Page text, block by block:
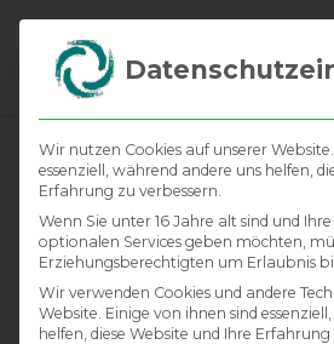
Wir nutzen Cookies auf unserer
essenziell, während andere uns helfen,
Erfahrung zu verbessern.
Wenn Sie unter 16 Jahre alt sind und
optionalen Services geben möchten,
Erziehungsberechtigten um Erlaubnis
Wir verwenden Cookies und andere
Website. Einige von ihnen sind
helfen, diese Website und Ihre Erfahrung